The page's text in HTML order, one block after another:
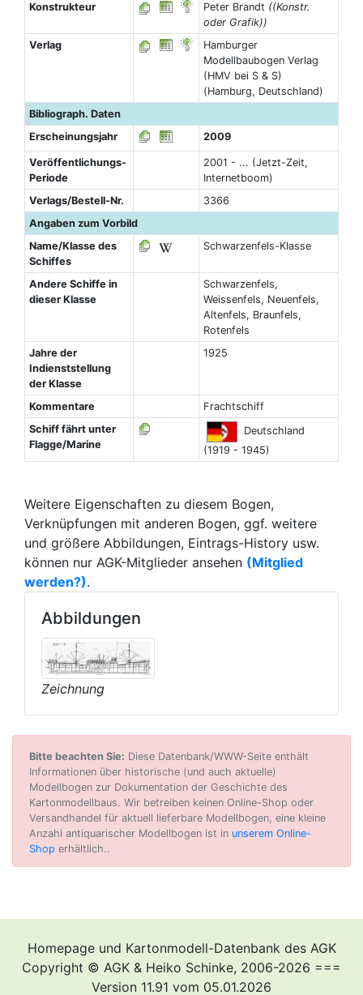
Konstrukteur Peter Brandt ((Konstr.
oder Grafik))
Verlag
Hamburger
Modellbaubogen Verlag
(HMV bei S & S)
(Hamburg, Deutschland)
Bibliograph. Daten
Erscheinungsjahr
2009
Veröffentlichungs-
Periode
2001 - ... (Jetzt-Zeit,
Internetboom)
Verlags/Bestell-Nr.
3366
Angaben zum Vorbild
Name/Klasse des
Schiffes
Schwarzenfels-Klasse
Andere Schiffe in
dieser Klasse
Schwarzenfels,
Weissenfels, Neuenfels,
Altenfels, Braunfels,
Rotenfels
Jahre der
Indienststellung
der Klasse
1925
Kommentare
Frachtschiff
Schiff fährt unter
Flagge/Marine
Deutschland
(1919 - 1945)
Weitere Eigenschaften zu diesem Bogen,
Verknüpfungen mit anderen Bogen, ggf. weitere
und größere Abbildungen, Eintrags-History usw.
können nur AGK-Mitglieder ansehen (Mitglied
werden?).
Abbildungen
Zeichnung
Bitte beachten Sie: Diese Datenbank/WWW-Seite enthält
Informationen über historische (und auch aktuelle)
Modellbogen zur Dokumentation der Geschichte des
Kartonmodellbaus. Wir betreiben keinen Online-Shop oder
Versandhandel für aktuell lieferbare Modellbogen, eine kleine
Anzahl antiquarischer Modellbogen ist in unserem Online-
Shop erhältlich..
Homepage und Kartonmodell-Datenbank des AGK
Copyright © AGK & Heiko Schinke, 2006-2026 ===
Version 11.91 vom 05.01.2026